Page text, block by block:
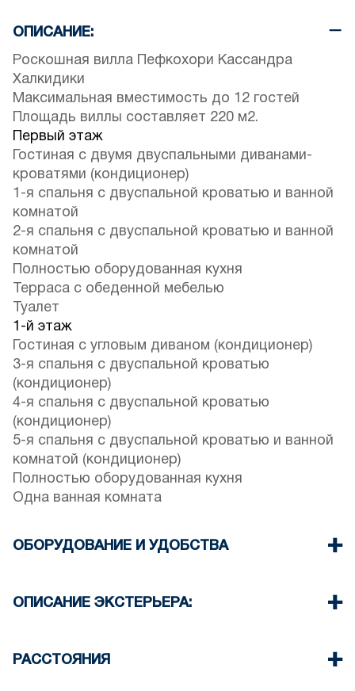
ОПИСАНИЕ:
Роскошная вилла Пефкохори Кассандра
Халкидики
Максимальная вместимость до 12 гостей
Площадь виллы составляет 220 м2.
Первый этаж
Гостиная с двумя двуспальными диванами-
кроватями (кондиционер)
1-я спальня с двуспальной кроватью и ванной
комнатой
2-я спальня с двуспальной кроватью и ванной
комнатой
Полностью оборудованная кухня
Терраса с обеденной мебелью
Туалет
1-й этаж
Гостиная с угловым диваном (кондиционер)
3-я спальня с двуспальной кроватью
(кондиционер)
4-я спальня с двуспальной кроватью
(кондиционер)
5-я спальня с двуспальной кроватью и ванной
комнатой (кондиционер)
Полностью оборудованная кухня
Одна ванная комната
ОБОРУДОВАНИЕ И УДОБСТВА
Телевизор с плоским экраном
Стиральная машина
ОПИСАНИЕ ЭКСТЕРЬЕРА:
Частный сад с барбекю (по запросу)
РАССТОЯНИЯ